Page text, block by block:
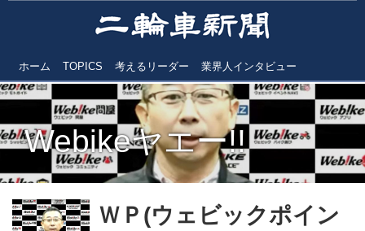
ホーム TOPICS 考えるリーダー 業界人インタビュー
Webikeヤエー!!
ＷＰ(ウェビックポイン